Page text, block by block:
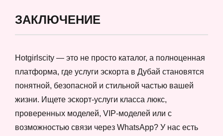
ЗАКЛЮЧЕНИЕ
Hotgirlscity — это не просто каталог, а полноценная
платформа, где услуги эскорта в Дубай становятся
понятной, безопасной и стильной частью вашей
жизни. Ищете эскорт-услуги класса люкс,
проверенных моделей, VIP-моделей или с
возможностью связи через WhatsApp? У нас есть